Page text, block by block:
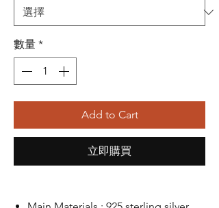
數量 *
Add to Cart
立即購買